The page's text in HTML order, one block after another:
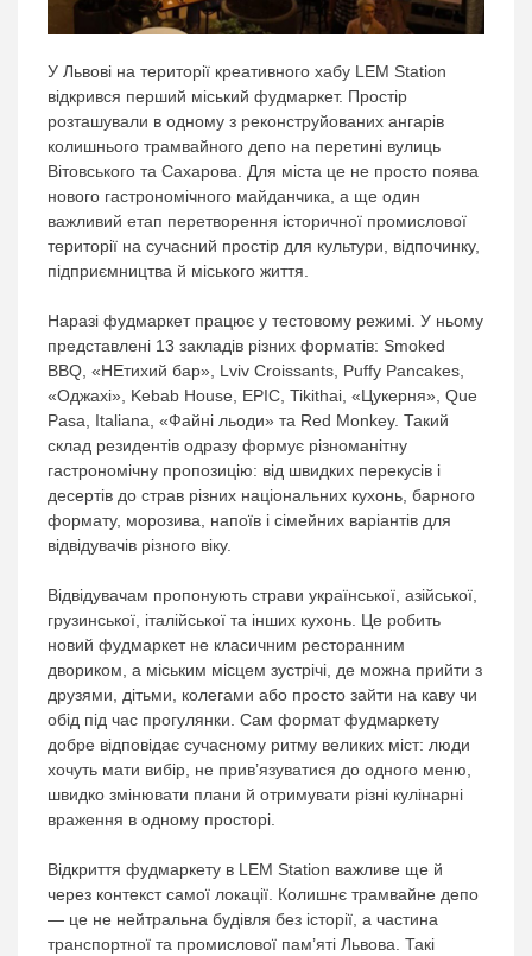
У Львові на території креативного хабу LEM Station
відкрився перший міський фудмаркет. Простір
розташували в одному з реконструйованих ангарів
колишнього трамвайного депо на перетині вулиць
Вітовського та Сахарова. Для міста це не просто поява
нового гастрономічного майданчика, а ще один
важливий етап перетворення історичної промислової
території на сучасний простір для культури, відпочинку,
підприємництва й міського життя.
Наразі фудмаркет працює у тестовому режимі. У ньому
представлені 13 закладів різних форматів: Smoked
BBQ, «НЕтихий бар», Lviv Croissants, Puffy Pancakes,
«Оджахі», Kebab House, EPIC, Tikithai, «Цукерня», Que
Pasa, Italiana, «Файні льоди» та Red Monkey. Такий
склад резидентів одразу формує різноманітну
гастрономічну пропозицію: від швидких перекусів і
десертів до страв різних національних кухонь, барного
формату, морозива, напоїв і сімейних варіантів для
відвідувачів різного віку.
Відвідувачам пропонують страви української, азійської,
грузинської, італійської та інших кухонь. Це робить
новий фудмаркет не класичним ресторанним
двориком, а міським місцем зустрічі, де можна прийти з
друзями, дітьми, колегами або просто зайти на каву чи
обід під час прогулянки. Сам формат фудмаркету
добре відповідає сучасному ритму великих міст: люди
хочуть мати вибір, не прив’язуватися до одного меню,
швидко змінювати плани й отримувати різні кулінарні
враження в одному просторі.
Відкриття фудмаркету в LEM Station важливе ще й
через контекст самої локації. Колишнє трамвайне депо
— це не нейтральна будівля без історії, а частина
транспортної та промислової пам’яті Львова. Такі